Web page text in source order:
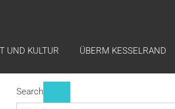
UND KULTUR ÜBERM KESSELRAND
Search